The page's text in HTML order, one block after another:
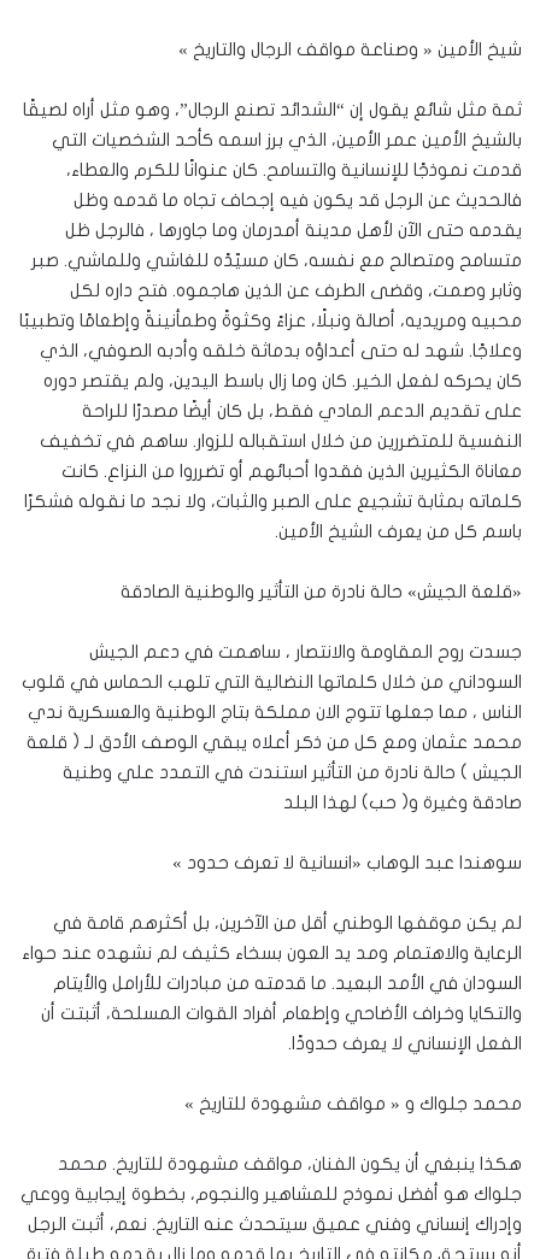
شيخ الأمين « وصناعة مواقف الرجال والتاريخ »
ثمة مثل شائع يقول إن “الشدائد تصنع الرجال”، وهو مثل أراه لصيقًا
بالشيخ الأمين عمر الأمين، الذي برز اسمه كأحد الشخصيات التي
قدمت نموذجًا للإنسانية والتسامح. كان عنوانًا للكرم والعطاء،
فالحديث عن الرجل قد يكون فيه إجحاف تجاه ما قدمه وظل
يقدمه حتى الآن لأهل مدينة أمدرمان وما جاورها ، فالرجل ظل
متسامح ومتصالح مع نفسه، كان مسيّدًه للغاشي وللماشي. صبر
وثابر وصمت، وقضى الطرف عن الذين هاجموه. فتح داره لكل
محبيه ومريديه، أصالة ونبلًا، عزاءً وكثوةً وطمأنينةً وإطعامًا وتطبيبًا
وعلاجًا. شهد له حتى أعداؤه بدماثة خلقه وأدبه الصوفي، الذي
كان يحركه لفعل الخير. كان وما زال باسط اليدين، ولم يقتصر دوره
على تقديم الدعم المادي فقط، بل كان أيضًا مصدرًا للراحة
النفسية للمتضررين من خلال استقباله للزوار. ساهم في تخفيف
معاناة الكثيرين الذين فقدوا أحبائهم أو تضرروا من النزاع. كانت
كلماته بمثابة تشجيع على الصبر والثبات، ولا نجد ما نقوله فشكرًا
باسم كل من يعرف الشيخ الأمين.
«قلعة الجيش» حالة نادرة من التأثير والوطنية الصادقة
جسدت روح المقاومة والانتصار ، ساهمت في دعم الجيش
السوداني من خلال كلماتها النضالية التي تلهب الحماس في قلوب
الناس ، مما جعلها تتوج الان مملكة بتاج الوطنية والعسكرية ندي
محمد عثمان ومع كل من ذكر أعلاه يبقي الوصف الأدق لـ ( قلعة
الجيش ) حالة نادرة من التأثير استندت في التمدد علي وطنية
صادقة وغيرة و( حب) لهذا البلد
سوهندا عبد الوهاب «انسانية لا تعرف حدود »
لم يكن موقفها الوطني أقل من الآخرين، بل أكثرهم قامة في
الرعاية والاهتمام ومد يد العون بسخاء كثيف لم نشهده عند حواء
السودان في الأمد البعيد. ما قدمته من مبادرات للأرامل والأيتام
والتكايا وخراف الأضاحي وإطعام أفراد القوات المسلحة، أثبتت أن
الفعل الإنساني لا يعرف حدودًا.
محمد جلواك و « مواقف مشهودة للتاريخ »
هكذا ينبغي أن يكون الفنان، مواقف مشهودة للتاريخ. محمد
جلواك هو أفضل نموذج للمشاهير والنجوم، بخطوة إيجابية ووعي
وإدراك إنساني وفني عميق سيتحدث عنه التاريخ. نعم، أثبت الرجل
أنه يستحق مكانته في التاريخ بما قدمه وما زال يقدمه طيلة فترة